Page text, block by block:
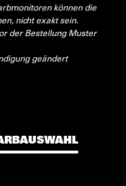
können die
nicht exakt sein.
der Bestellung Muster
geändert